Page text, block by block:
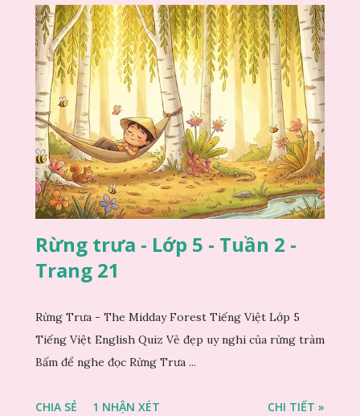
Rừng trưa - Lớp 5 - Tuần 2 -
Trang 21
Rừng Trưa - The Midday Forest Tiếng Việt Lớp 5
Tiếng Việt English Quiz Vẻ đẹp uy nghi của rừng tràm
Bấm để nghe đọc Rừng Trưa ...
CHIA SẺ 1 NHẬN XÉT CHI TIẾT »